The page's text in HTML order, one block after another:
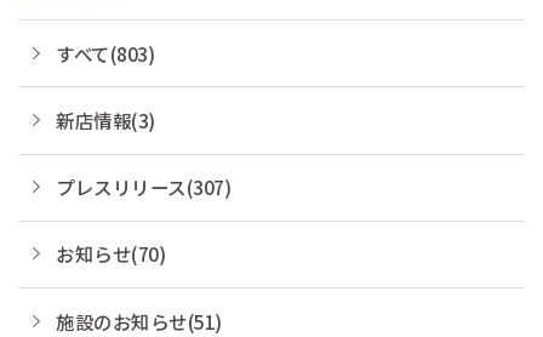
すべて(803)
新店情報(3)
プレスリリース(307)
お知らせ(70)
施設のお知らせ(51)